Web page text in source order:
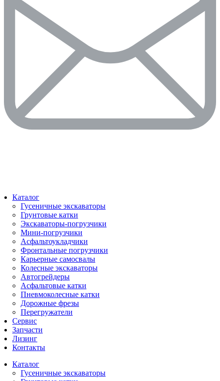
Каталог
Гусеничные экскаваторы
Грунтовые катки
Экскаваторы-погрузчики
Мини-погрузчики
Асфальтоукладчики
Фронтальные погрузчики
Карьерные самосвалы
Колесные экскаваторы
Автогрейдеры
Асфальтовые катки
Пневмоколесные катки
Дорожные фрезы
Перегружатели
Сервис
Запчасти
Лизинг
Контакты
Каталог
Гусеничные экскаваторы